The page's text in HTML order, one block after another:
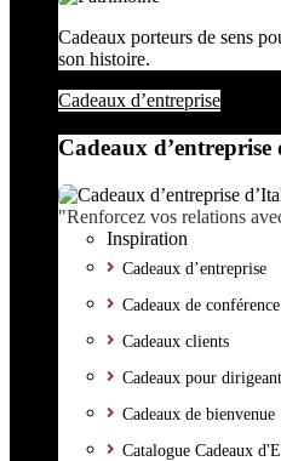
Cadeaux porteurs de sens
son histoire.
Cadeaux d’entreprise
Cadeaux d’entreprise
"Renforcez vos relations
Inspiration
Cadeaux d’entreprise
Cadeaux de conférence
Cadeaux clients
Cadeaux pour
Cadeaux de bienvenue
Catalogue Cadeaux